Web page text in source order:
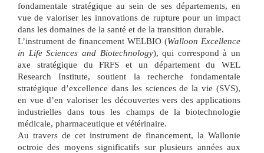
fondamentale stratégique au sein de ses départements, en
vue de valoriser les innovations de rupture pour un impact
dans les domaines de la santé et de la transition durable.
L’instrument de financement WELBIO (Walloon Excellence
in Life Sciences and Biotechnology), qui correspond à un
axe stratégique du FRFS et un département du WEL
Research Institute, soutient la recherche fondamentale
stratégique d’excellence dans les sciences de la vie (SVS),
en vue d’en valoriser les découvertes vers des applications
industrielles dans tous les champs de la biotechnologie
médicale, pharmaceutique et vétérinaire.
Au travers de cet instrument de financement, la Wallonie
octroie des moyens significatifs sur plusieurs années aux